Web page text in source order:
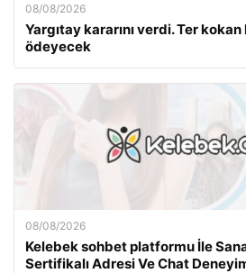
08/08/2026
Yargıtay kararını verdi. Ter
ödeyecek
08/08/2026
Kelebek sohbet platformu İle
Sertifikalı Adresi Ve Chat